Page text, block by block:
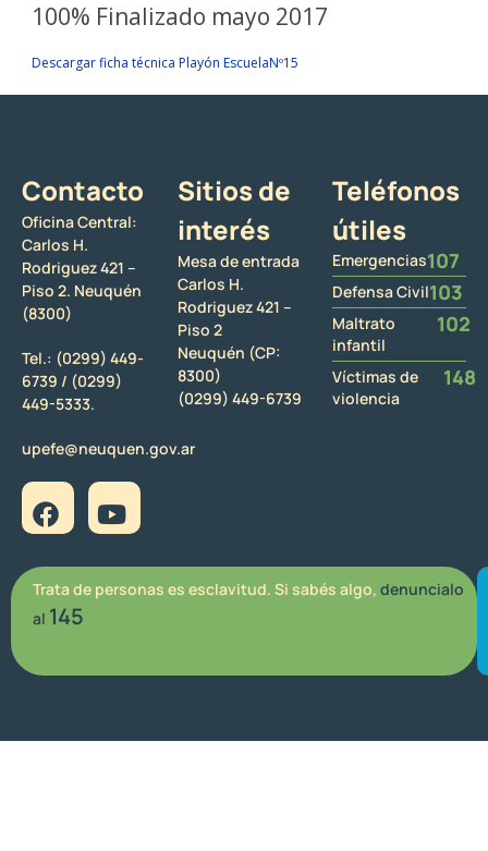
100% Finalizado mayo 2017
Descargar ficha técnica Playón EscuelaNº15
Contacto
Oficina Central:
Carlos H.
Rodriguez 421 –
Piso 2. Neuquén
(8300)
Tel.: (0299) 449-
6739 / (0299)
449-5333.
upefe@neuquen.gov.ar
Sitios de
interés
Mesa de entrada
Carlos H.
Rodriguez 421 –
Piso 2
Neuquén (CP:
8300)
(0299) 449-6739
Teléfonos
útiles
Emergencias107
Defensa Civil103
Maltrato
infantil
102
Víctimas de
violencia
148
Trata de personas es esclavitud. Si sabés algo, denuncialo
al 145